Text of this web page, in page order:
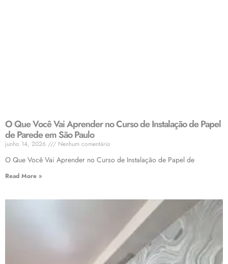
O Que Você Vai Aprender no Curso de Instalação de Papel
de Parede em São Paulo
junho 14, 2026 Nenhum comentário
O Que Você Vai Aprender no Curso de Instalação de Papel de
Read More »